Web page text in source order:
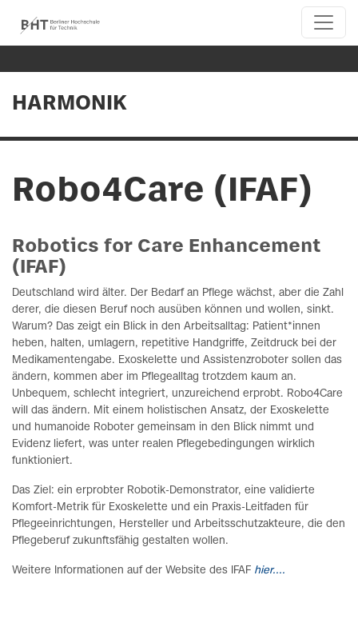
HARMONIK
Robo4Care (IFAF)
Robotics for Care Enhancement
(IFAF)
Deutschland wird älter. Der Bedarf an Pflege wächst, aber die Zahl
derer, die diesen Beruf noch ausüben können und wollen, sinkt.
Warum? Das zeigt ein Blick in den Arbeitsalltag: Patient*innen
heben, halten, umlagern, repetitive Handgriffe, Zeitdruck bei der
Medikamentengabe. Exoskelette und Assistenzroboter sollen das
ändern, kommen aber im Pflegealltag trotzdem kaum an.
Unbequem, schlecht integriert, unzureichend erprobt. Robo4Care
will das ändern. Mit einem holistischen Ansatz, der Exoskelette
und humanoide Roboter gemeinsam in den Blick nimmt und
Evidenz liefert, was unter realen Pflegebedingungen wirklich
funktioniert.
Das Ziel: ein erprobter Robotik-Demonstrator, eine validierte
Komfort-Metrik für Exoskelette und ein Praxis-Leitfaden für
Pflegeeinrichtungen, Hersteller und Arbeitsschutzakteure, die den
Pflegeberuf zukunftsfähig gestalten wollen.
Weitere Informationen auf der Website des IFAF hier....